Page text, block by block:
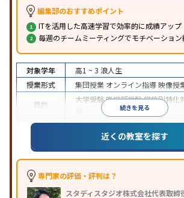
編集部のおすすめポイント
ITを活用した高速学習で効率的に成績アップ
毎週のチームミーティングでモチベーショ
続きを見る
対象学年 高1 ~ 3 浪人生
授業形式
集団授業 オンライン指導映像授
目的
大学受験医学部受験学校別特化
特待生・奨学金制度あり授業の
PC・タブレットを利用1科目から
習のみの受講可
※2024年6月調査。大学受験塾・予備校のアンケー
近くの教室を探す
専門家の評価・評判は？
スタディスタジオ株式会社代表取締